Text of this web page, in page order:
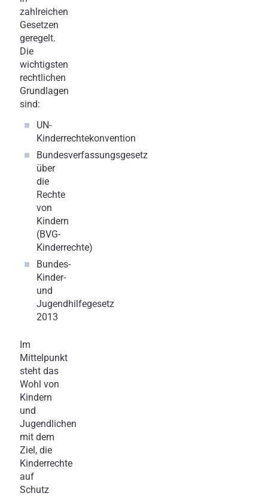
zahlreichen
Gesetzen
geregelt.
Die
wichtigsten
rechtlichen
Grundlagen
sind:
UN-
Kinderrechtekonvention
Bundesverfassungsgesetz
über
die
Rechte
von
Kindern
(BVG-
Kinderrechte)
Bundes-
Kinder-
und
Jugendhilfegesetz
2013
Im
Mittelpunkt
steht das
Wohl von
Kindern
und
Jugendlichen
mit dem
Ziel, die
Kinderrechte
auf
Schutz